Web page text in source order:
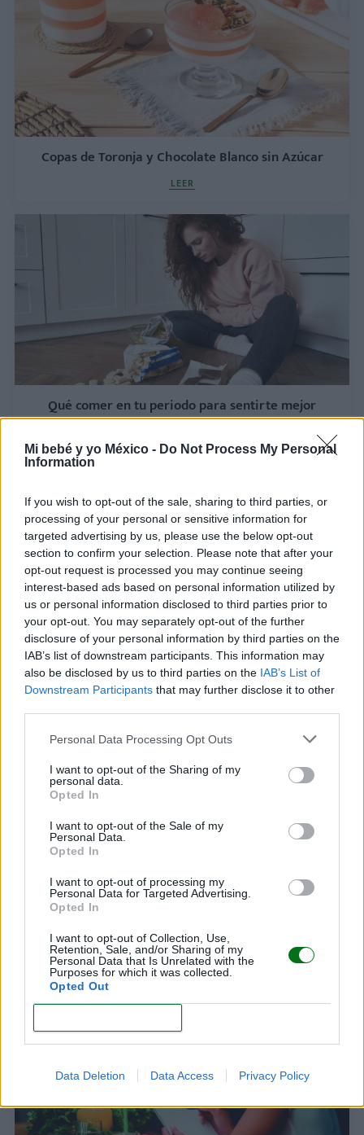
Mi bebé y yo México - Do Not Process My Personal
Information
If you wish to opt-out of the sale, sharing to third parties, or
processing of your personal or sensitive information for
targeted advertising by us, please use the below opt-out
section to confirm your selection. Please note that after your
opt-out request is processed you may continue seeing
interest-based ads based on personal information utilized by
us or personal information disclosed to third parties prior to
your opt-out. You may separately opt-out of the further
disclosure of your personal information by third parties on the
IAB’s list of downstream participants. This information may
also be disclosed by us to third parties on the IAB’s List of
Downstream Participants that may further disclose it to other
Personal Data Processing Opt Outs
I want to opt-out of the Sharing of my
personal data.
Opted In
I want to opt-out of the Sale of my
Personal Data.
Opted In
I want to opt-out of processing my
Personal Data for Targeted Advertising.
Opted In
I want to opt-out of Collection, Use,
Retention, Sale, and/or Sharing of my
Personal Data that Is Unrelated with the
Purposes for which it was collected.
Opted Out
Data Deletion Data Access Privacy Policy
Copas de Toronja y Chocolate Blanco sin Azúcar
LEER
Qué comer en tu periodo para sentirte mejor
Odile Fernández (@misrecetasanticancer): "Los
niños no deben tomar más de 10-14 gramos de
azúcar al día"
los consumidores
LEER